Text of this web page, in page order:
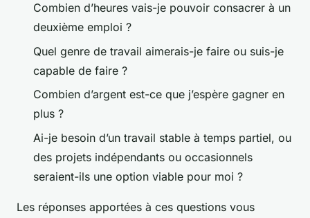
Combien d’heures vais-je pouvoir consacrer à un
deuxième emploi ?
Quel genre de travail aimerais-je faire ou suis-je
capable de faire ?
Combien d’argent est-ce que j’espère gagner en
plus ?
Ai-je besoin d’un travail stable à temps partiel, ou
des projets indépendants ou occasionnels
seraient-ils une option viable pour moi ?
Les réponses apportées à ces questions vous